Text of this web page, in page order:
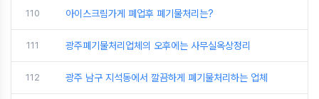
110 아이스크림가게 폐업후 폐기물처리는?
111 광주폐기물처리업체의 오후에는 사무실옥상정리
112 광주 남구 지석동에서 깔끔하게 폐기물처리하는 업체